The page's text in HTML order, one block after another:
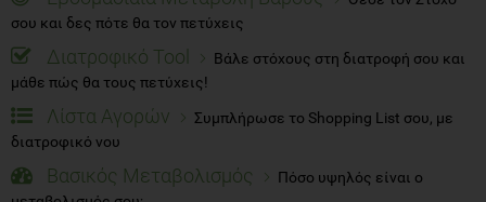
σου και δες πότε θα τον πετύχεις
Διατροφικό Tool
Βάλε στόχους στη διατροφή σου και
μάθε πώς θα τους πετύχεις!
Λίστα Αγορών
Συμπλήρωσε το Shopping List σου, με
διατροφικό νου
Βασικός Μεταβολισμός
Πόσο υψηλός είναι ο